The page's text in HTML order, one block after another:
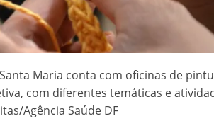
Maria conta com oficinas de
com diferentes temáticas e
Agência Saúde DF